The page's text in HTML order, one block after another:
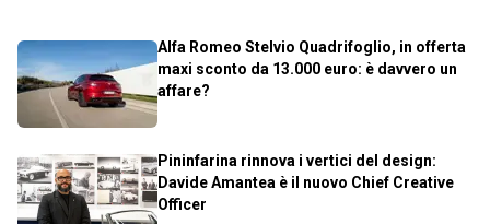
Alfa Romeo Stelvio Quadrifoglio, in offerta
maxi sconto da 13.000 euro: è davvero un
affare?
Pininfarina rinnova i vertici del design:
Davide Amantea è il nuovo Chief Creative
Officer